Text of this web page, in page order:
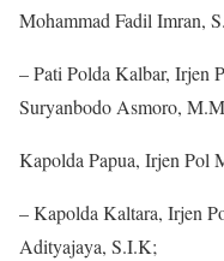
Mohammad Fadil Imran,
– Pati Polda Kalbar, Irjen
Suryanbodo Asmoro,
Kapolda Papua, Irjen Pol
– Kapolda Kaltara, Irjen
Adityajaya, S.I.K;